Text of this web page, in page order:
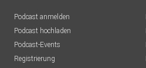
Podcast anmelden
Podcast hochladen
Podcast-Events
Registrierung